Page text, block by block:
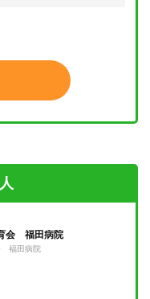
会 福田病院
福田病院